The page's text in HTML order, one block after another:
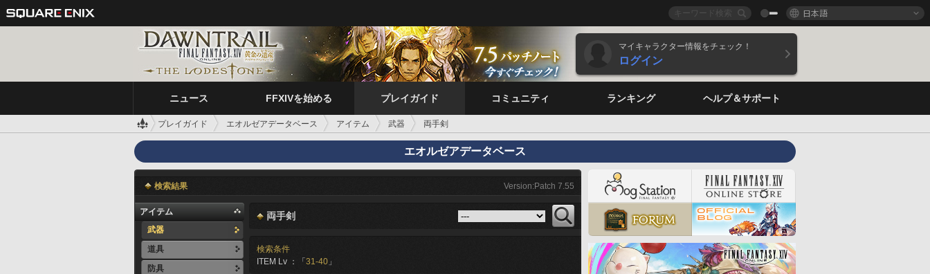
日本語
マイキャラクター情報をチェック！
ログイン
ニュース FFXIVを始める プレイガイド コミュニティ ランキング ヘルプ＆サポート
プレイガイド エオルゼアデータベース アイテム 武器 両手剣
エオルゼアデータベース
検索結果 Version:Patch 7.55
アイテム
武器
道具
防具
両手剣
検索条件
ITEM Lv ：「 31-40 」